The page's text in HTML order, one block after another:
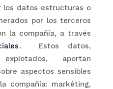
los datos estructuras o
por los terceros
la compañía, a través
. Estos datos,
explotados, aportan
aspectos sensibles
compañía: markéting,